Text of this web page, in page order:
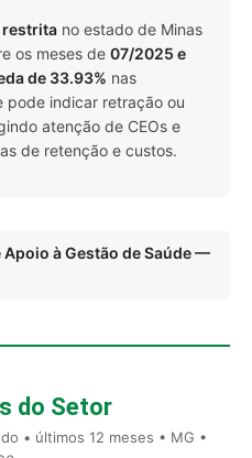
restrita no estado de Minas
os meses de 07/2025 e
de 33.93% nas
indicar retração ou
atenção de CEOs e
de retenção e custos.
à Gestão de Saúde —
do Setor
• últimos 12 meses • MG •